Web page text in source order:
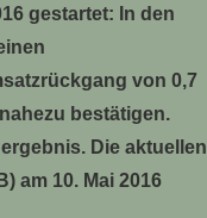
gestartet: In den
von 0,7
bestätigen.
Die aktuellen
am 10. Mai 2016